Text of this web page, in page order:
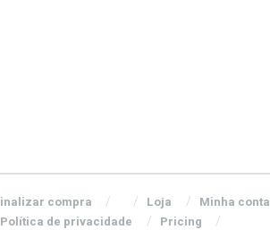
compra Loja
Minha conta
Política de privacidade Pricing